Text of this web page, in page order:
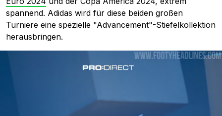
spannend. Adidas wird für diese beiden großen
Turniere eine spezielle "Advancement"-Stiefelkollektion
herausbringen.